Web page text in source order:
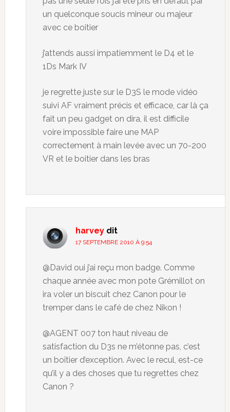
un quelconque soucis mineur ou majeur
avec ce boitier
j’attends aussi impatiemment le D4 et le
1Ds Mark IV
je regrette juste sur le D3S le mode vidéo
suivi AF vraiment précis et efficace, car là ça
fait un peu gadget on dira, il est difficile
voire impossible faire une MAP
correctement à main levée avec un 70-200
VR et le boitier dans les bras
harvey dit
17 SEPTEMBRE 2010 À 9:54
@David oui j’ai reçu mon badge. Comme
chaque année avec mon pote Grémillot on
ira voler un biscuit chez Canon pour le
tremper dans le café de chez Nikon !
@AGENT 007 ton haut niveau de
satisfaction du D3s ne m’étonne pas, c’est
un boîtier d’exception. Avec le recul, est-ce
qu’il y a des choses que tu regrettes chez
Canon ?